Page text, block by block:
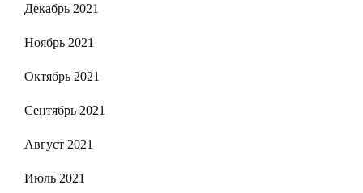
Декабрь 2021
Ноябрь 2021
Октябрь 2021
Сентябрь 2021
Август 2021
Июль 2021